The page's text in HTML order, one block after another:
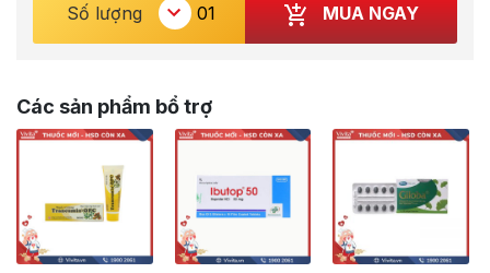
Số lượng MUA NGAY
Các sản phẩm bổ trợ